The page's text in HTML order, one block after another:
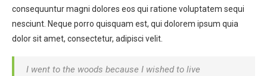
consequuntur magni dolores eos qui ratione voluptatem sequi
nesciunt. Neque porro quisquam est, qui dolorem ipsum quia
dolor sit amet, consectetur, adipisci velit.
I went to the woods because I wished to live